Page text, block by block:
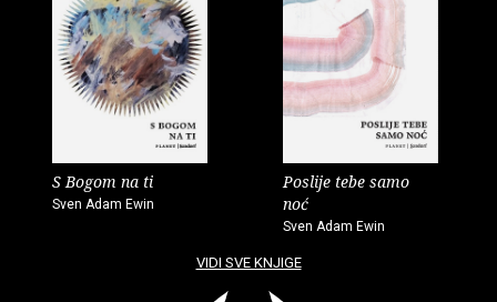
S Bogom na ti
Sven Adam Ewin
Poslije tebe samo
noć
Sven Adam Ewin
VIDI SVE KNJIGE